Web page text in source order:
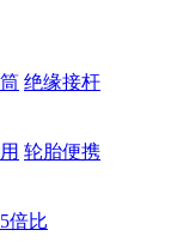
绝缘接杆
轮胎便携
倍比